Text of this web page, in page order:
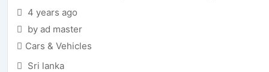
4 years ago
by ad master
Cars & Vehicles
Sri lanka